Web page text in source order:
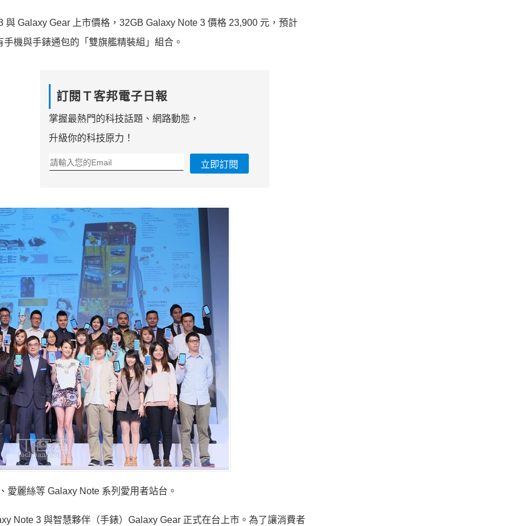
Galaxy Gear 上市價格，32GB Galaxy Note 3 價格 23,900 元，預計
機與手錶通包的「雙旗艦精裝組」組合。
訂閱Ｔ客邦電子日報
掌握最熱門的科技話題、網路動態，
升級你的科技原力！
立即訂閱
麗絲等 Galaxy Note 系列愛用者站台。
Note 3 與智慧夥伴（手錶）Galaxy Gear 正式在台上市。為了讓消費者